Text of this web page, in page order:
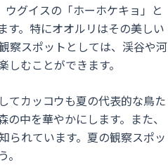
グイスの「ホーホケキョ」と
す。特にオオルリはその美しい
察スポットとしては、渓谷や河
むことができます。
てカッコウも夏の代表的な鳥た
中を華やかにします。また、
られています。夏の観察スポッ